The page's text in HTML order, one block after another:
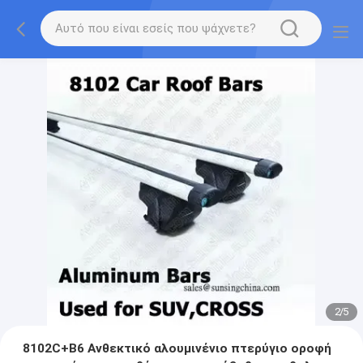
2/5
8102C+B6 Ανθεκτικό αλουμινένιο πτερύγιο οροφή